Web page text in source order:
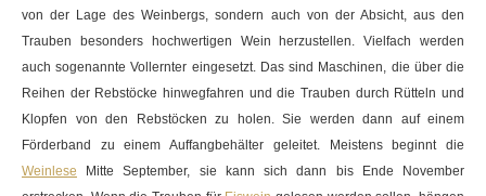
von der Lage des Weinbergs, sondern auch von der Absicht, aus den
Trauben besonders hochwertigen Wein herzustellen. Vielfach werden
auch sogenannte Vollernter eingesetzt. Das sind Maschinen, die über die
Reihen der Rebstöcke hinwegfahren und die Trauben durch Rütteln und
Klopfen von den Rebstöcken zu holen. Sie werden dann auf einem
Förderband zu einem Auffangbehälter geleitet. Meistens beginnt die
Weinlese Mitte September, sie kann sich dann bis Ende November